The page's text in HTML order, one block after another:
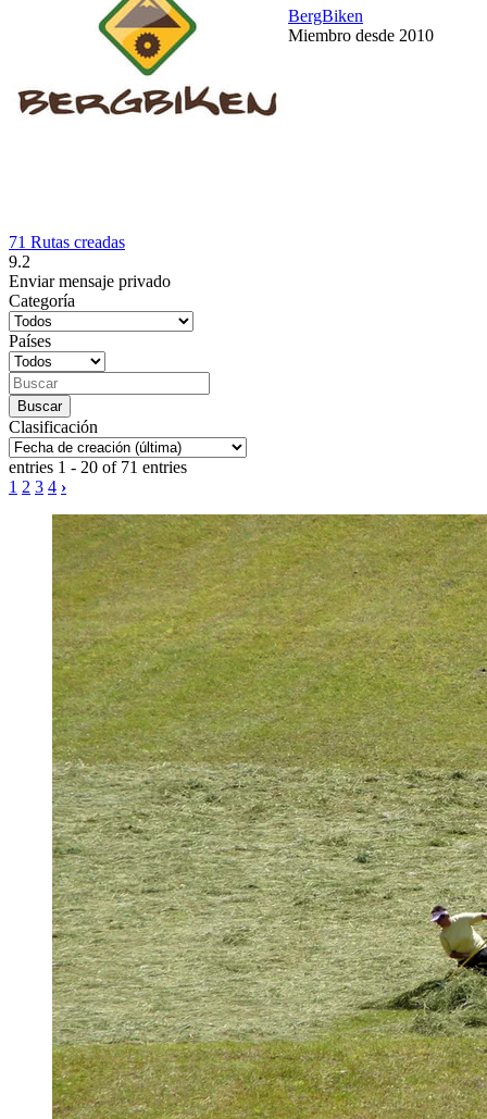
BergBiken
Miembro desde 2010
71 Rutas creadas
9.2
Enviar mensaje privado
Categoría
Países
Clasificación
entries 1 - 20 of 71 entries
1 2 3 4 ›